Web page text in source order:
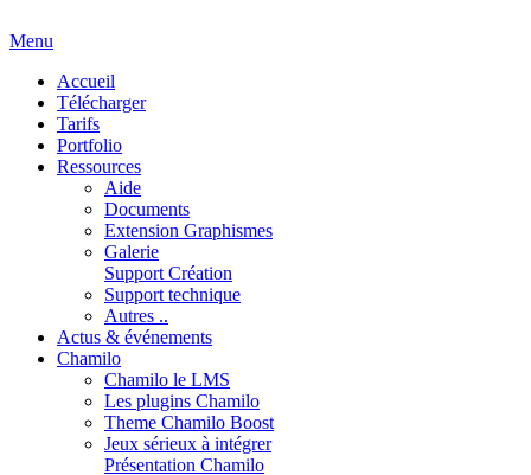
Menu
Accueil
Télécharger
Tarifs
Portfolio
Ressources
Aide
Documents
Extension Graphismes
Galerie
Support Création
Support technique
Autres ..
Actus & événements
Chamilo
Chamilo le LMS
Les plugins Chamilo
Theme Chamilo Boost
Jeux sérieux à intégrer
Présentation Chamilo